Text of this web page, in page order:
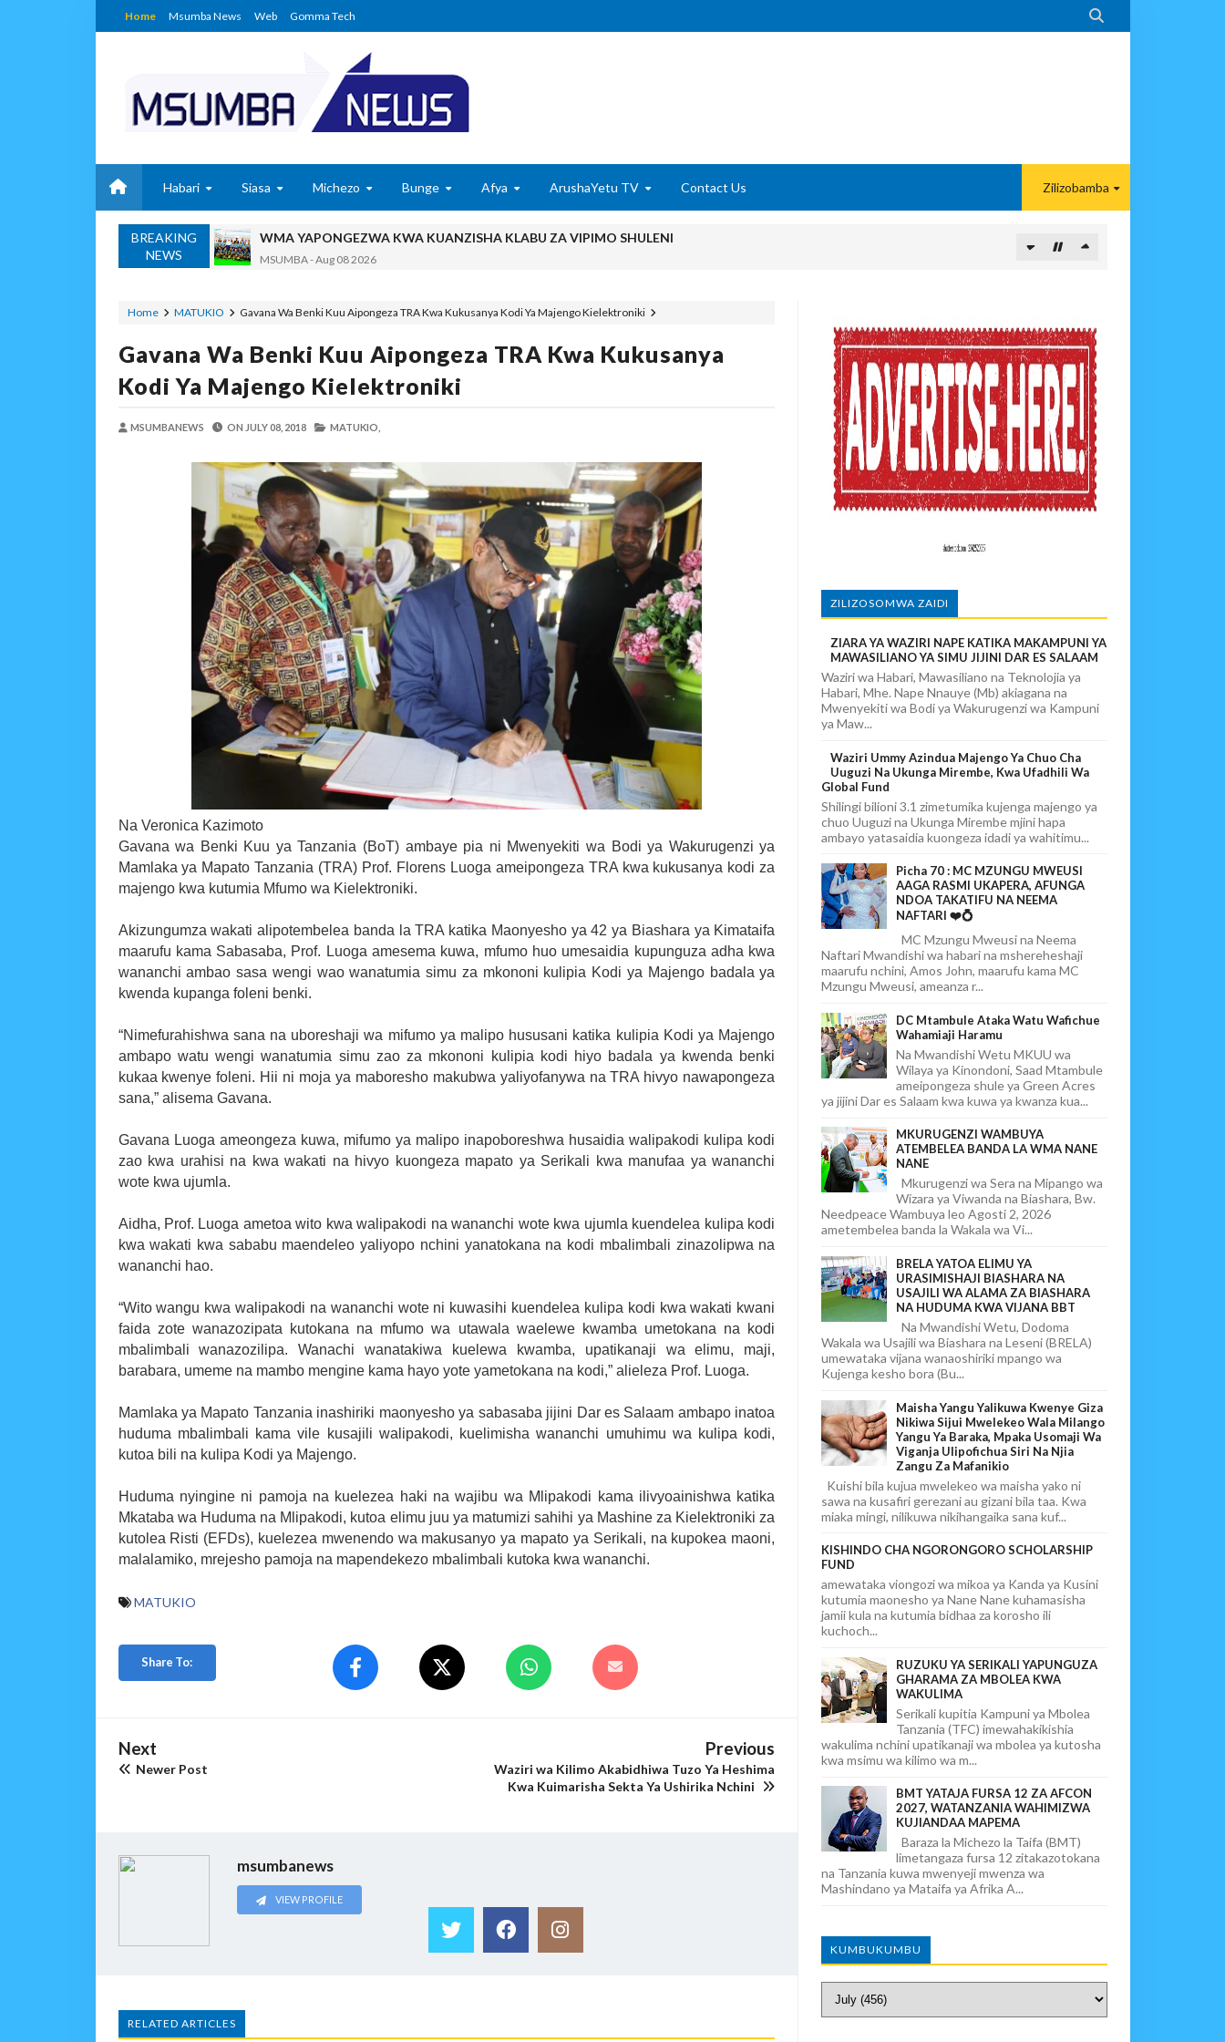
Home Msumba News Web Gomma Tech 
Habari Siasa Michezo Bunge Afya ArushaYetu TV Contact Us Zilizobamba
BREAKING
NEWS
WMA YAPONGEZWA KWA KUANZISHA KLABU ZA VIPIMO SHULENI
MSUMBA-Aug 08 2026
Aug 08 2026
TPDC YARIDHISHWA NA MAENDELEO YA UJENZI WA PUMP STATION NAMBA 3-MRADI WA EACOP
OSCAR ASSENGA-Aug 07 2026
Alex Sonna - Aug 07 2026
MRADI WA KITUO CHA KUONGEZA MSUKUMO WA MAFUTA (PS3) MULEBA WAFIKIA ASILIMIA 88
NHIF: BIMA YA AFYA NI MSINGI WA MAISHA YA KILA MTANZANIA
Alex Sonna- Aug 07 2026
LONDO AITAKA FCC KUWAFIKIA WANANCHI WENGI ZAIDI KUCHOCHEA THAMANI YA MAZAO
Alex Sonna- Aug 07 2026
BOT YAZINDUA KIELELEZO CHA FAIDA REJEA YA DHAMANA ZA SERIKALI KUBORESHA UWEKEZAJI
OSCAR ASSENGA-Aug 07 2026
TBS YASISITIZA UBORA WA BIDHAA KUWA CHACHU YA BIASHARA NA ULINZI WA MLAJI
Alex Sonna-Aug 07 2026
WRRB YAJA NA UBUNIFU KWENYE ZAO LA PARACHICHI
Alex Sonna-Aug 08 2026
Home MATUKIO Gavana Wa Benki Kuu Aipongeza TRA Kwa Kukusanya Kodi Ya Majengo Kielektroniki
Gavana Wa Benki Kuu Aipongeza TRA Kwa Kukusanya
Kodi Ya Majengo Kielektroniki
MSUMBANEWS ON JULY 08, 2018 MATUKIO,
Na Veronica Kazimoto
Gavana wa Benki Kuu ya Tanzania (BoT) ambaye pia ni Mwenyekiti wa Bodi ya Wakurugenzi ya
Mamlaka ya Mapato Tanzania (TRA) Prof. Florens Luoga ameipongeza TRA kwa kukusanya kodi za
majengo kwa kutumia Mfumo wa Kielektroniki.
Akizungumza wakati alipotembelea banda la TRA katika Maonyesho ya 42 ya Biashara ya Kimataifa
maarufu kama Sabasaba, Prof. Luoga amesema kuwa, mfumo huo umesaidia kupunguza adha kwa
wananchi ambao sasa wengi wao wanatumia simu za mkononi kulipia Kodi ya Majengo badala ya
kwenda kupanga foleni benki.
“Nimefurahishwa sana na uboreshaji wa mifumo ya malipo hususani katika kulipia Kodi ya Majengo
ambapo watu wengi wanatumia simu zao za mkononi kulipia kodi hiyo badala ya kwenda benki
kukaa kwenye foleni. Hii ni moja ya maboresho makubwa yaliyofanywa na TRA hivyo nawapongeza
sana,” alisema Gavana.
Gavana Luoga ameongeza kuwa, mifumo ya malipo inapoboreshwa husaidia walipakodi kulipa kodi
zao kwa urahisi na kwa wakati na hivyo kuongeza mapato ya Serikali kwa manufaa ya wananchi
wote kwa ujumla.
Aidha, Prof. Luoga ametoa wito kwa walipakodi na wananchi wote kwa ujumla kuendelea kulipa kodi
kwa wakati kwa sababu maendeleo yaliyopo nchini yanatokana na kodi mbalimbali zinazolipwa na
wananchi hao.
“Wito wangu kwa walipakodi na wananchi wote ni kuwasihi kuendelea kulipa kodi kwa wakati kwani
faida zote wanazozipata kutokana na mfumo wa utawala waelewe kwamba umetokana na kodi
mbalimbali wanazozilipa. Wanachi wanatakiwa kuelewa kwamba, upatikanaji wa elimu, maji,
barabara, umeme na mambo mengine kama hayo yote yametokana na kodi,” alieleza Prof. Luoga.
Mamlaka ya Mapato Tanzania inashiriki maonyesho ya sabasaba jijini Dar es Salaam ambapo inatoa
huduma mbalimbali kama vile kusajili walipakodi, kuelimisha wananchi umuhimu wa kulipa kodi,
kutoa bili na kulipa Kodi ya Majengo.
Huduma nyingine ni pamoja na kuelezea haki na wajibu wa Mlipakodi kama ilivyoainishwa katika
Mkataba wa Huduma na Mlipakodi, kutoa elimu juu ya matumizi sahihi ya Mashine za Kielektroniki za
kutolea Risti (EFDs), kuelezea mwenendo wa makusanyo ya mapato ya Serikali, na kupokea maoni,
malalamiko, mrejesho pamoja na mapendekezo mbalimbali kutoka kwa wananchi.
MATUKIO
Share To:
Next
Newer Post
Previous
Waziri wa Kilimo Akabidhiwa Tuzo Ya Heshima
Kwa Kuimarisha Sekta Ya Ushirika Nchini
msumbanews
VIEW PROFILE
RELATED ARTICLES
ZILIZOSOMWA ZAIDI
ZIARA YA WAZIRI NAPE KATIKA MAKAMPUNI YA
MAWASILIANO YA SIMU JIJINI DAR ES SALAAM
Waziri wa Habari, Mawasiliano na Teknolojia ya
Habari, Mhe. Nape Nnauye (Mb) akiagana na
Mwenyekiti wa Bodi ya Wakurugenzi wa Kampuni
ya Maw...
Waziri Ummy Azindua Majengo Ya Chuo Cha
Uuguzi Na Ukunga Mirembe, Kwa Ufadhili Wa
Global Fund
Shilingi bilioni 3.1 zimetumika kujenga majengo ya
chuo Uuguzi na Ukunga Mirembe mjini hapa
ambayo yatasaidia kuongeza idadi ya wahitimu...
Picha 70 : MC MZUNGU MWEUSI
AAGA RASMI UKAPERA, AFUNGA
NDOA TAKATIFU NA NEEMA
NAFTARI ❤️💍
MC Mzungu Mweusi na Neema
Naftari Mwandishi wa habari na mshereheshaji
maarufu nchini, Amos John, maarufu kama MC
Mzungu Mweusi, ameanza r...
DC Mtambule Ataka Watu Wafichue
Wahamiaji Haramu
Na Mwandishi Wetu MKUU wa
Wilaya ya Kinondoni, Saad Mtambule
ameipongeza shule ya Green Acres
ya jijini Dar es Salaam kwa kuwa ya kwanza kua...
MKURUGENZI WAMBUYA
ATEMBELEA BANDA LA WMA NANE
NANE
Mkurugenzi wa Sera na Mipango wa
Wizara ya Viwanda na Biashara, Bw.
Needpeace Wambuya leo Agosti 2, 2026
ametembelea banda la Wakala wa Vi...
BRELA YATOA ELIMU YA
URASIMISHAJI BIASHARA NA
USAJILI WA ALAMA ZA BIASHARA
NA HUDUMA KWA VIJANA BBT
Na Mwandishi Wetu, Dodoma
Wakala wa Usajili wa Biashara na Leseni (BRELA)
umewataka vijana wanaoshiriki mpango wa
Kujenga kesho bora (Bu...
Maisha Yangu Yalikuwa Kwenye Giza
Nikiwa Sijui Mwelekeo Wala Milango
Yangu Ya Baraka, Mpaka Usomaji Wa
Viganja Ulipofichua Siri Na Njia
Zangu Za Mafanikio
Kuishi bila kujua mwelekeo wa maisha yako ni
sawa na kusafiri gerezani au gizani bila taa. Kwa
miaka mingi, nilikuwa nikihangaika sana kuf...
KISHINDO CHA NGORONGORO SCHOLARSHIP
FUND
amewataka viongozi wa mikoa ya Kanda ya Kusini
kutumia maonesho ya Nane Nane kuhamasisha
jamii kula na kutumia bidhaa za korosho ili
kuchoch...
RUZUKU YA SERIKALI YAPUNGUZA
GHARAMA ZA MBOLEA KWA
WAKULIMA
Serikali kupitia Kampuni ya Mbolea
Tanzania (TFC) imewahakikishia
wakulima nchini upatikanaji wa mbolea ya kutosha
kwa msimu wa kilimo wa m...
BMT YATAJA FURSA 12 ZA AFCON
2027, WATANZANIA WAHIMIZWA
KUJIANDAA MAPEMA
Baraza la Michezo la Taifa (BMT)
limetangaza fursa 12 zitakazotokana
na Tanzania kuwa mwenyeji mwenza wa
Mashindano ya Mataifa ya Afrika A...
KUMBUKUMBU